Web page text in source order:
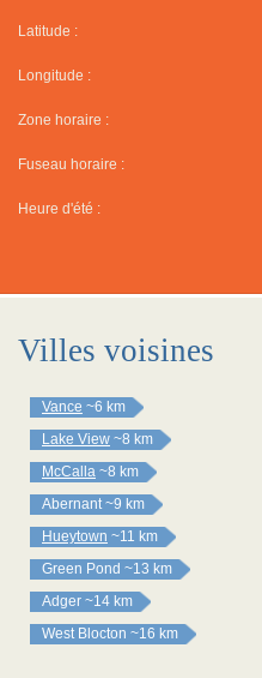
Latitude :
Longitude :
Zone horaire :
Fuseau horaire :
Heure d'été :
Villes voisines
Vance ~6 km
Lake View ~8 km
McCalla ~8 km
Abernant ~9 km
Hueytown ~11 km
Green Pond ~13 km
Adger ~14 km
West Blocton ~16 km